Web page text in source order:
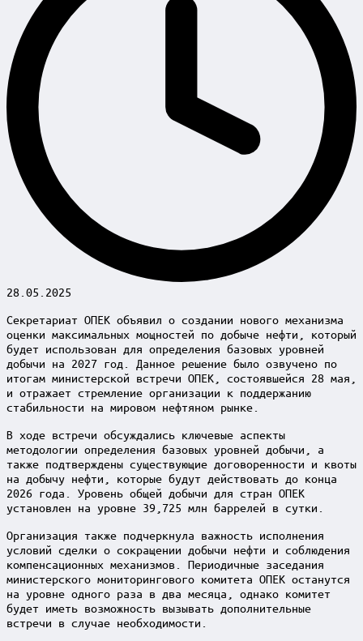
28.05.2025
Секретариат ОПЕК объявил о создании нового механизма
оценки максимальных мощностей по добыче нефти, который
будет использован для определения базовых уровней
добычи на 2027 год. Данное решение было озвучено по
итогам министерской встречи ОПЕК, состоявшейся 28 мая,
и отражает стремление организации к поддержанию
стабильности на мировом нефтяном рынке.
В ходе встречи обсуждались ключевые аспекты
методологии определения базовых уровней добычи, а
также подтверждены существующие договоренности и квоты
на добычу нефти, которые будут действовать до конца
2026 года. Уровень общей добычи для стран ОПЕК
установлен на уровне 39,725 млн баррелей в сутки.
Организация также подчеркнула важность исполнения
условий сделки о сокращении добычи нефти и соблюдения
компенсационных механизмов. Периодичные заседания
министерского мониторингового комитета ОПЕК останутся
на уровне одного раза в два месяца, однако комитет
будет иметь возможность вызывать дополнительные
встречи в случае необходимости.